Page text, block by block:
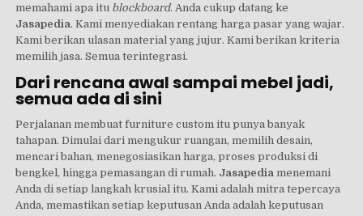
memahami apa itu blockboard. Anda cukup datang ke
Jasapedia. Kami menyediakan rentang harga pasar yang wajar.
Kami berikan ulasan material yang jujur. Kami berikan kriteria
memilih jasa. Semua terintegrasi.
Dari rencana awal sampai mebel jadi,
semua ada di sini
Perjalanan membuat furniture custom itu punya banyak
tahapan. Dimulai dari mengukur ruangan, memilih desain,
mencari bahan, menegosiasikan harga, proses produksi di
bengkel, hingga pemasangan di rumah. Jasapedia menemani
Anda di setiap langkah krusial itu. Kami adalah mitra tepercaya
Anda, memastikan setiap keputusan Anda adalah keputusan